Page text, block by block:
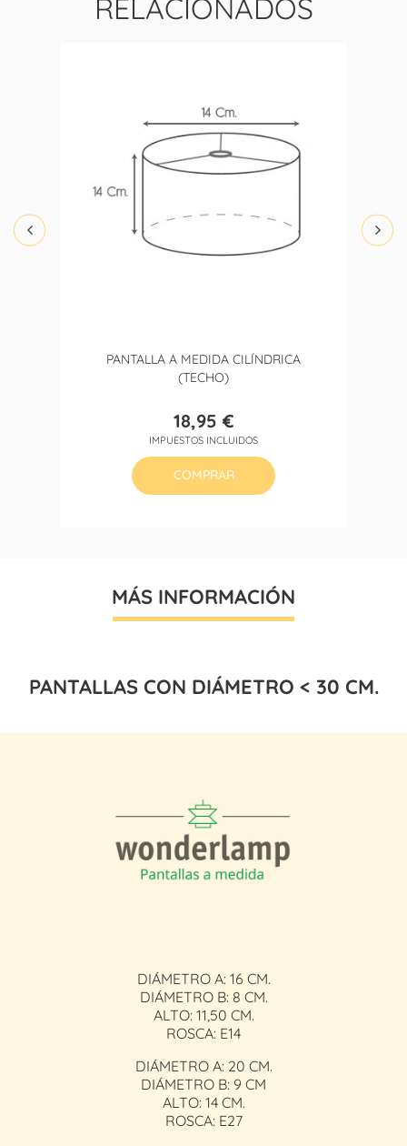
RELACIONADOS
PANTALLA A MEDIDA CILÍNDRICA
(TECHO)
Precio
18,95 €
IMPUESTOS INCLUIDOS
COMPRAR
MÁS INFORMACIÓN
PANTALLAS CON DIÁMETRO < 30 CM.
DIÁMETRO A: 16 CM.
DIÁMETRO B: 8 CM.
ALTO: 11,50 CM.
ROSCA: E14
DIÁMETRO A: 20 CM.
DIÁMETRO B: 9 CM
ALTO: 14 CM.
ROSCA: E27